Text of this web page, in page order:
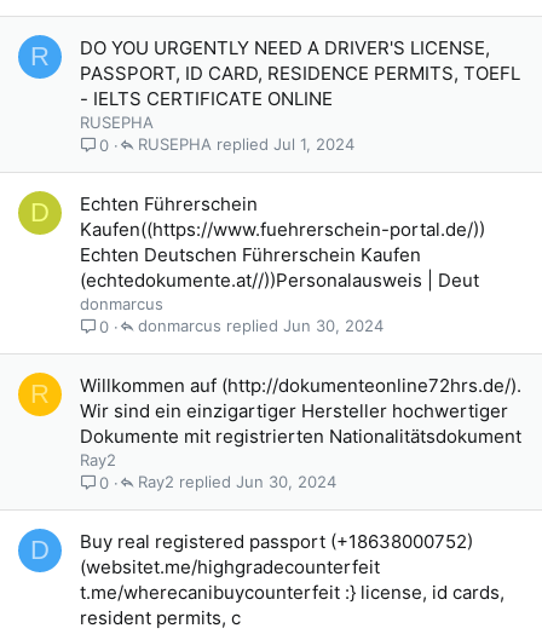
R
DO YOU URGENTLY NEED A DRIVER'S LICENSE,
PASSPORT, ID CARD, RESIDENCE PERMITS, TOEFL
- IELTS CERTIFICATE ONLINE
RUSEPHA
0
Jul 1, 2024
RUSEPHA
D
Echten Führerschein
Kaufen((https://www.fuehrerschein-portal.de/))
Echten Deutschen Führerschein Kaufen
(echtedokumente.at//))Personalausweis | Deut
donmarcus
0
Jun 30, 2024
donmarcus
R
Willkommen auf (http://dokumenteonline72hrs.de/).
Wir sind ein einzigartiger Hersteller hochwertiger
Dokumente mit registrierten Nationalitätsdokument
Ray2
0
Jun 30, 2024
Ray2
D
Buy real registered passport (+18638000752)
(websitet.me/highgradecounterfeit
t.me/wherecanibuycounterfeit :} license, id cards,
resident permits, c